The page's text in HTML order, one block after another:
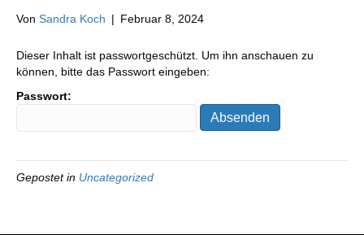
Von Sandra Koch | Februar 8, 2024
Dieser Inhalt ist passwortgeschützt. Um ihn anschauen zu
können, bitte das Passwort eingeben:
Passwort:
Gepostet in Uncategorized